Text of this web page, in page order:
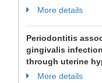
More details
Periodontitis
gingivalis
through uterine
More details